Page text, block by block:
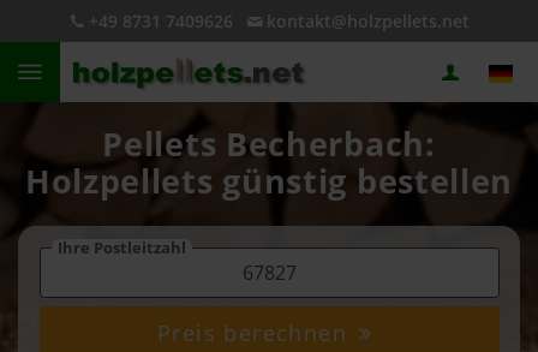
+49 8731 7409626 kontakt@holzpellets.net
Pellets Becherbach:
Holzpellets günstig bestellen
Ihre Postleitzahl
Preis berechnen